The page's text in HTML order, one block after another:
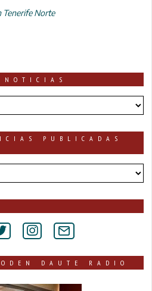
Tenerife Norte
NOTICIAS
PUBLICADAS
DAUTE RADIO